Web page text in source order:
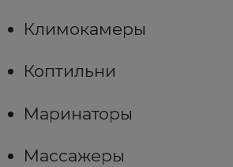
Климокамеры
Коптильни
Маринаторы
Массажеры